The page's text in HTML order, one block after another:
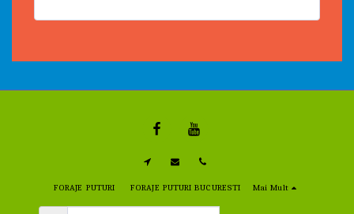
FORAJE PUTURI FORAJE PUTURI BUCURESTI Mai Mult